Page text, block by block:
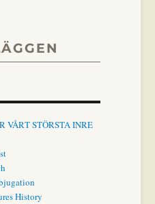
VÅRT STÖRSTA INRE
History